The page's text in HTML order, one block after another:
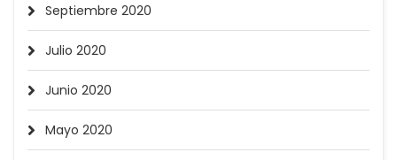
Septiembre 2020
Julio 2020
Junio 2020
Mayo 2020